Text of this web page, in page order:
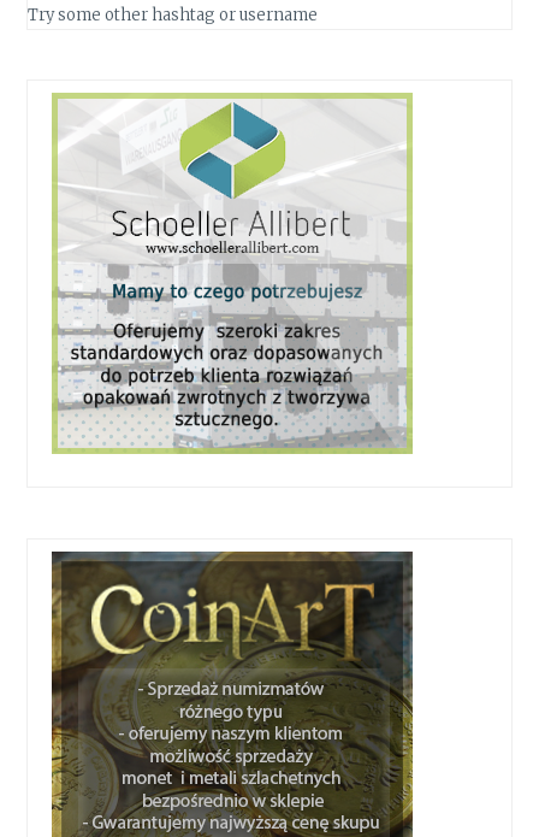
Try some other hashtag or username